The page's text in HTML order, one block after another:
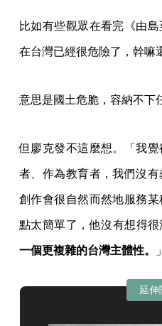
比如有些觀眾在看完《由
在台灣已經很危險了，幹嘛
意思是國土危脆，容納不下
但廖克發不這麼想。「我
者、作為教育者，我們沒
創作會很自然而然地服務
點太簡單了，他沒有想得
一個更複雜的台灣主體性。 」
延伸